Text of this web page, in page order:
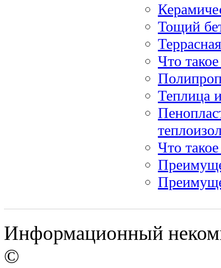
Тощий
Что
Теплица
Что
Информационный
©